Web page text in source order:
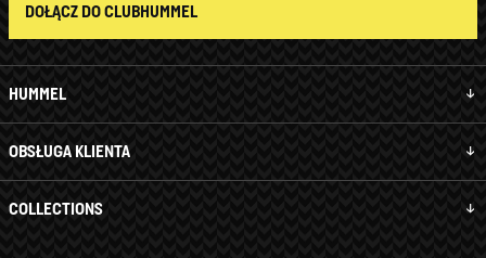
HUMMEL
OBSŁUGA KLIENTA
COLLECTIONS
DOŁĄCZ DO CLUBHUMMEL